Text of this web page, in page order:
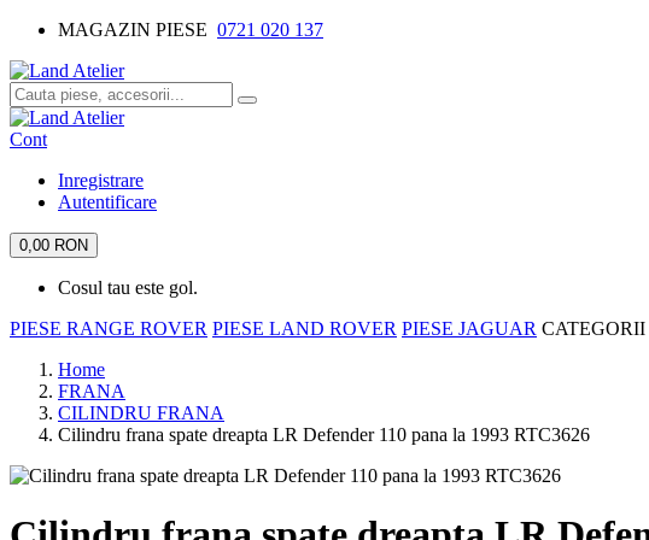
MAGAZIN PIESE 0721 020 137
Cont
Inregistrare
Autentificare
0,00 RON
Cosul tau este gol.
PIESE RANGE ROVER PIESE LAND ROVER PIESE JAGUAR CATEGORII
Home
FRANA
CILINDRU FRANA
Cilindru frana spate dreapta LR Defender 110 pana la 1993 RTC3626